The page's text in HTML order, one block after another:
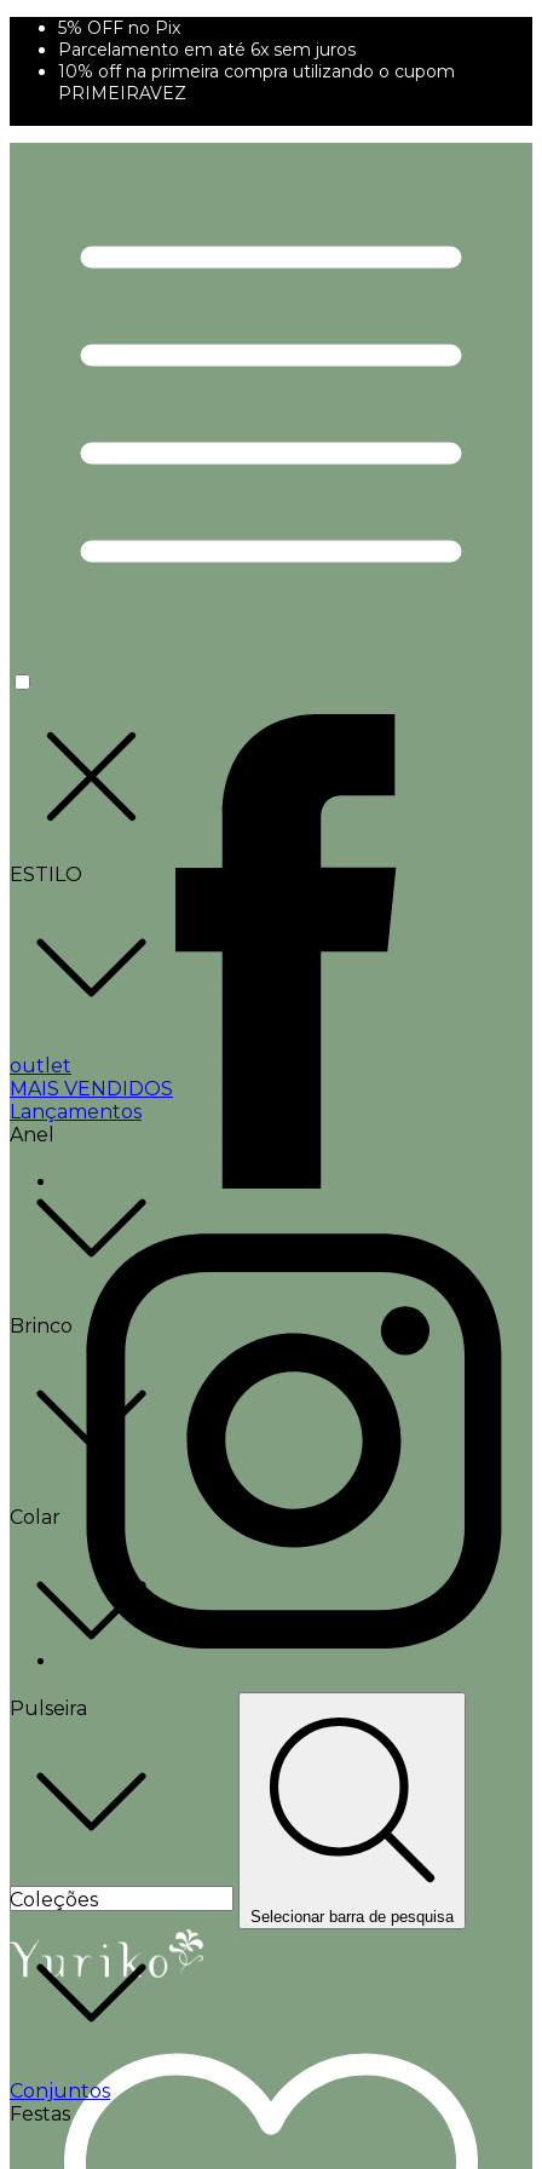
5% OFF no Pix
Parcelamento em até 6x sem juros
10% off na primeira compra utilizando o cupom
PRIMEIRAVEZ
ESTILO
outlet
MAIS VENDIDOS
Lançamentos
Anel
Brinco
Colar
Pulseira
Coleções
Conjuntos
Festas
Selecionar barra de pesquisa